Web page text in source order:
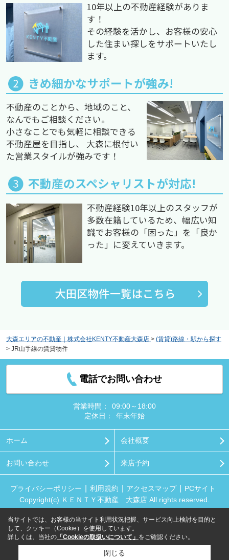
10年以上の不動産経験がありま
す！
その経験を活かし、お客様の安心
した住まい探しをサポートいたし
ます。
きめ細かなサポートが強み!
不動産のことから、地域のこと、
なんでもご相談ください。
小さなことでも気軽に相談できる
不動産屋を目指し、 大森に根付い
た営業スタイルが強みです！
不動産のスペシャリストが対応!
不動産経験10年以上のスタッフが
多数在籍しているため、幅広い知
識でお客様の「困った」を「良か
った」に変えていきます。
大森エリアの不動産｜株式会社KENTY不動産大森店 > (賃貸)路線・駅から探す
> JR山手線の賃貸物件
電話でお問い合わせ
営業時間：
09:00～18:00
定休日：
年末年始
ホーム 会社概要
お問い合わせ 来店予約
プライバシーポリシー 利用規約 アクセスマップ
PCサイト
Copyright(c) ＫＥＮＴＹ不動産 大森店 All rights reserved.
当サイトでは、お客様の当サイト利用状況把握、サービス向上検討を目的と
して、クッキー（Cookie）を使用しています。
詳しくは、当社の 「Cookieの取扱いについて」 をご確認ください。
閉じる